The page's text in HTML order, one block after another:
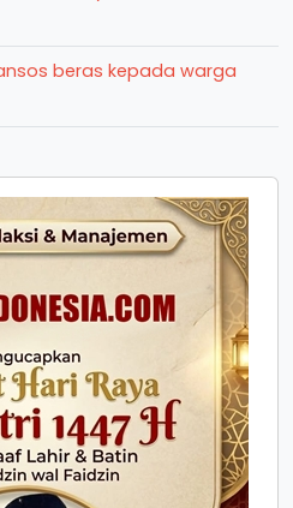
beras kepada warga